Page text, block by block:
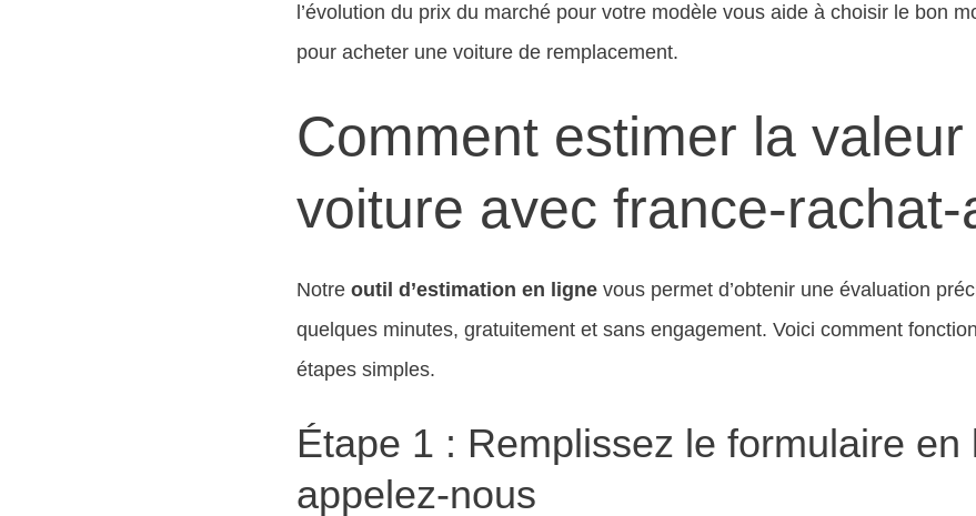
l’évolution du prix du marché pour votre modèle vous aide à choisir le bon
pour acheter une voiture de remplacement.
Comment estimer la
voiture avec france-
Notre outil d’estimation en ligne vous permet d’obtenir une évaluation
quelques minutes, gratuitement et sans engagement. Voici comment
étapes simples.
Étape 1 : Remplissez le formulaire en
appelez-nous